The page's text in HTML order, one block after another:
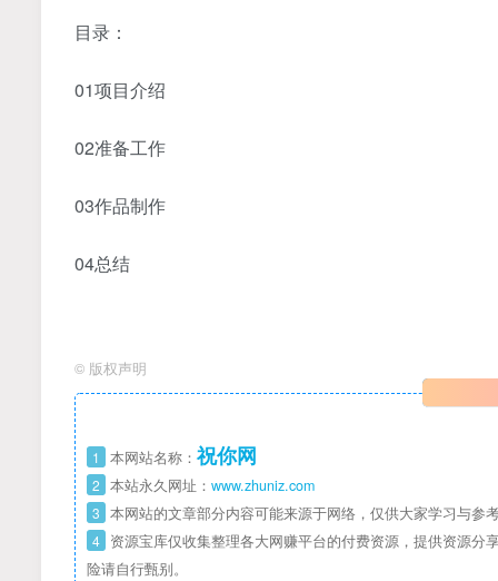
目录：
01项目介绍
02准备工作
03作品制作
04总结
© 版权声明
1 本网站名称： 祝你网
2 本站永久网址： www.zhuniz.com
3 本网站的文章部分内容可能来源于网络，仅供大家学习与参
4 资源宝库仅收集整理各大网赚平台的付费资源，提供资源
险请自行甄别。